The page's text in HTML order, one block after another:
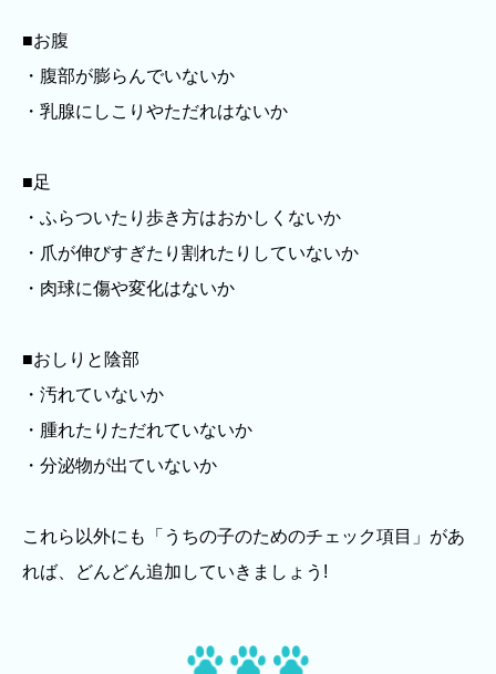
■お腹
・腹部が膨らんでいないか
・乳腺にしこりやただれはないか
■足
・ふらついたり歩き方はおかしくないか
・爪が伸びすぎたり割れたりしていないか
・肉球に傷や変化はないか
■おしりと陰部
・汚れていないか
・腫れたりただれていないか
・分泌物が出ていないか
これら以外にも「うちの子のためのチェック項目」があ
れば、どんどん追加していきましょう!